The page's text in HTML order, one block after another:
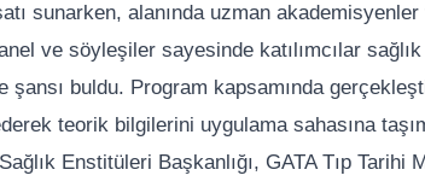
sunarken, alanında uzman akademisyenler
ve söyleşiler sayesinde katılımcılar
şansı buldu. Program kapsamında
teorik bilgilerini uygulama sahasına
Enstitüleri Başkanlığı, GATA Tıp Tarihi